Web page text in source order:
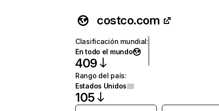
costco.com
Clasificación mundial:
En todo el mundo
409
Rango del país:
Estados Unidos
105